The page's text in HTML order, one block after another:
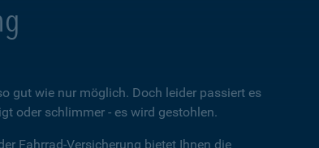
gut wie nur möglich. Doch leider passiert es
oder schlimmer - es wird gestohlen.
Fahrrad-Versicherung bietet Ihnen die